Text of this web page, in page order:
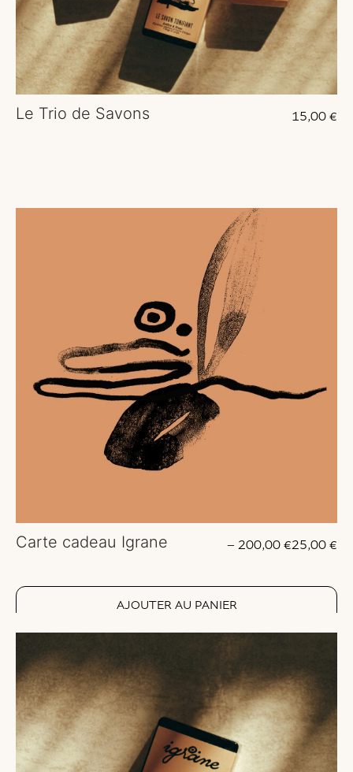
15,00 €
Le Trio de Savons
25,00 €
– 200,00 €
Carte cadeau Igrane